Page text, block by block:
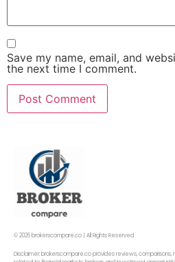
Save my name, email, and
the next time I comment.
© 2026 brokerscompare.co | All Rights Reserved
Disclaimer: brokerscompare.co provides reviews,